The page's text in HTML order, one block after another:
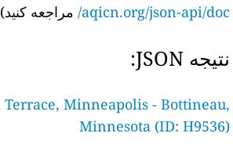
aqicn.org/json-api/doc/ مراجعه کنید)
نتیجه JSON:
Minneapolis - Bottineau,
Minnesota (ID: H9536)